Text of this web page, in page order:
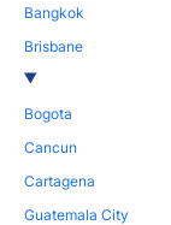
Bangkok
Brisbane
Bogota
Cancun
Cartagena
Guatemala City